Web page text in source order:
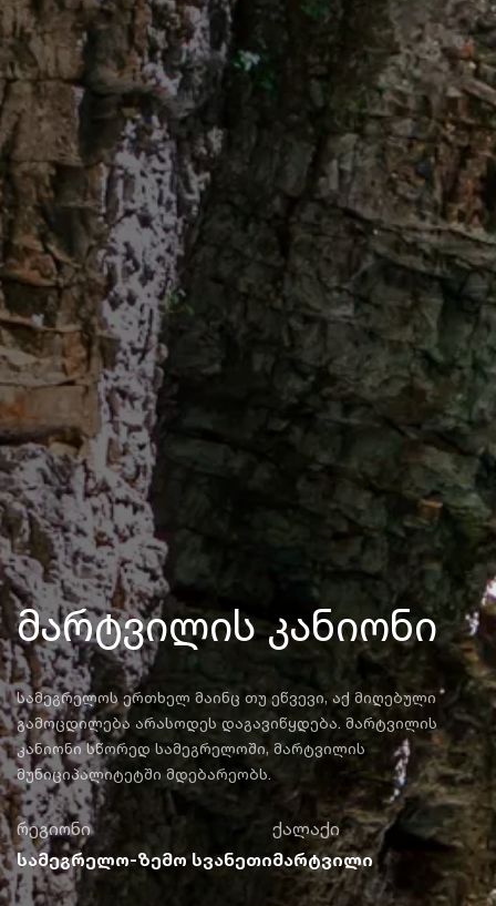
მარტვილის კანიონი
სამეგრელოს ერთხელ მაინც თუ ეწვევი, აქ მიღებული
გამოცდილება არასოდეს დაგავიწყდება. მარტვილის
კანიონი სწორედ სამეგრელოში, მარტვილის
მუნიციპალიტეტში მდებარეობს.
რეგიონი
სამეგრელო-ზემო სვანეთი
ქალაქი
მარტვილი